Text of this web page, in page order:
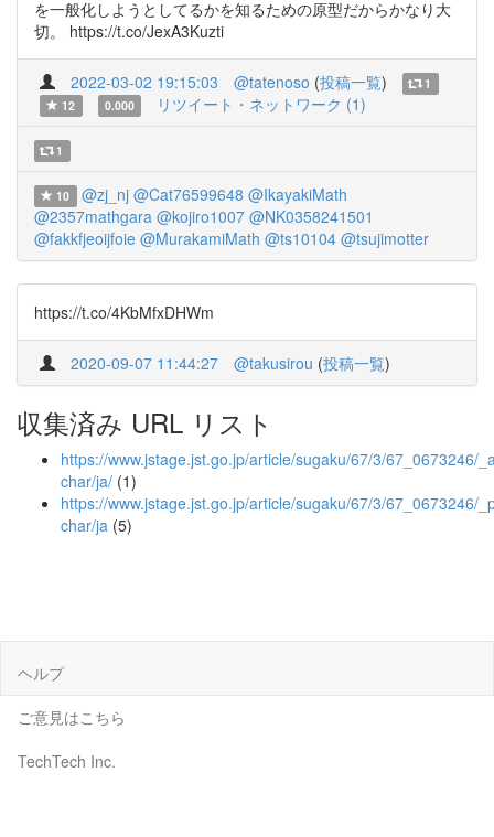
を一般化しようとしてるかを知るための原型だからかなり大
切。 https://t.co/JexA3Kuzti
2022-03-02 19:15:03 @tatenoso (投稿一覧)
1
12
0.000 リツイート・ネットワーク (1)
1
10 @zj_nj @Cat76599648 @IkayakiMath
@2357mathgara @kojiro1007 @NK0358241501
@fakkfjeoijfoie @MurakamiMath @ts10104 @tsujimotter
https://t.co/4KbMfxDHWm
2020-09-07 11:44:27 @takusirou (投稿一覧)
収集済み URL リスト
https://www.jstage.jst.go.jp/article/sugaku/67/3/67_0673246/
char/ja/ (1)
https://www.jstage.jst.go.jp/article/sugaku/67/3/67_0673246/
char/ja (5)
ヘルプ
ご意見はこちら
TechTech Inc.